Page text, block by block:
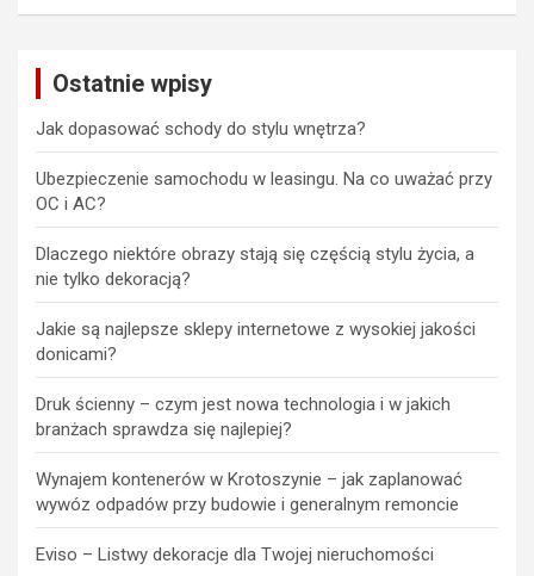
Ostatnie wpisy
Jak dopasować schody do stylu wnętrza?
Ubezpieczenie samochodu w leasingu. Na co uważać przy
OC i AC?
Dlaczego niektóre obrazy stają się częścią stylu życia, a
nie tylko dekoracją?
Jakie są najlepsze sklepy internetowe z wysokiej jakości
donicami?
Druk ścienny – czym jest nowa technologia i w jakich
branżach sprawdza się najlepiej?
Wynajem kontenerów w Krotoszynie – jak zaplanować
wywóz odpadów przy budowie i generalnym remoncie
Eviso – Listwy dekoracje dla Twojej nieruchomości